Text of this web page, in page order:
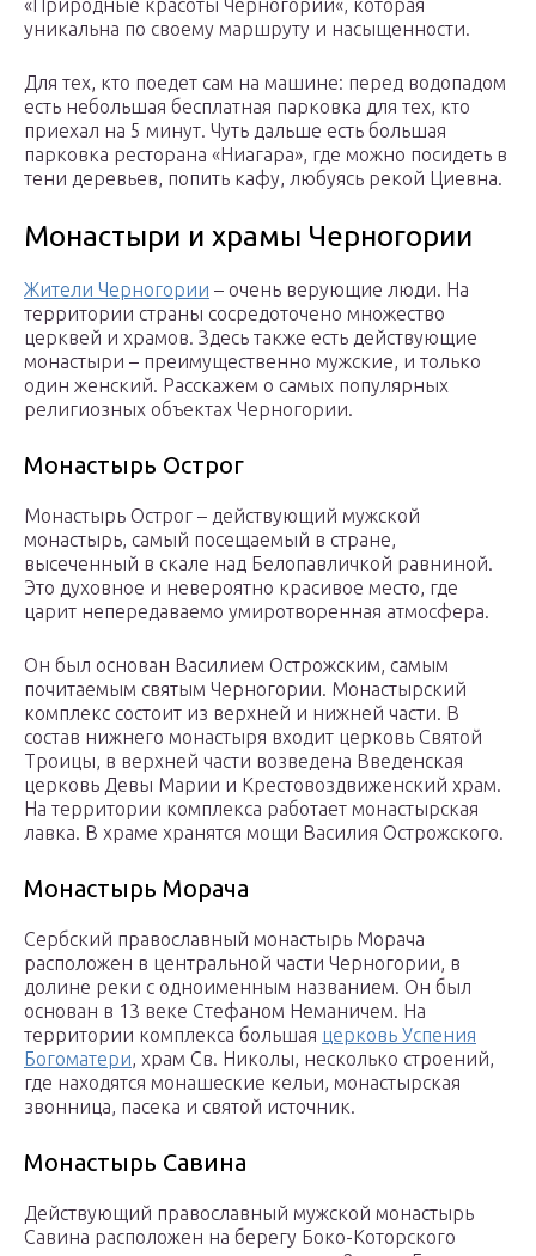
«Природные красоты Черногории«, которая
уникальна по своему маршруту и насыщенности.
Для тех, кто поедет сам на машине: перед водопадом
есть небольшая бесплатная парковка для тех, кто
приехал на 5 минут. Чуть дальше есть большая
парковка ресторана «Ниагара», где можно посидеть в
тени деревьев, попить кафу, любуясь рекой Циевна.
Монастыри и храмы Черногории
Жители Черногории – очень верующие люди. На
территории страны сосредоточено множество
церквей и храмов. Здесь также есть действующие
монастыри – преимущественно мужские, и только
один женский. Расскажем о самых популярных
религиозных объектах Черногории.
Монастырь Острог
Монастырь Острог – действующий мужской
монастырь, самый посещаемый в стране,
высеченный в скале над Белопавличкой равниной.
Это духовное и невероятно красивое место, где
царит непередаваемо умиротворенная атмосфера.
Он был основан Василием Острожским, самым
почитаемым святым Черногории. Монастырский
комплекс состоит из верхней и нижней части. В
состав нижнего монастыря входит церковь Святой
Троицы, в верхней части возведена Введенская
церковь Девы Марии и Крестовоздвиженский храм.
На территории комплекса работает монастырская
лавка. В храме хранятся мощи Василия Острожского.
Монастырь Морача
Сербский православный монастырь Морача
расположен в центральной части Черногории, в
долине реки с одноименным названием. Он был
основан в 13 веке Стефаном Неманичем. На
территории комплекса большая церковь Успения
Богоматери, храм Св. Николы, несколько строений,
где находятся монашеские кельи, монастырская
звонница, пасека и святой источник.
Монастырь Савина
Действующий православный мужской монастырь
Савина расположен на берегу Боко-Которского